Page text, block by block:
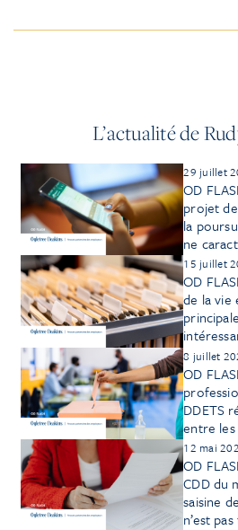
L’actualité de
29 juillet
OD
projet
la
ne
15 juillet
OD
de la vie
8 juillet
OD
DDETS
entre les
pas
préalable
12 mai
OD
CDD du
saisine
n’est